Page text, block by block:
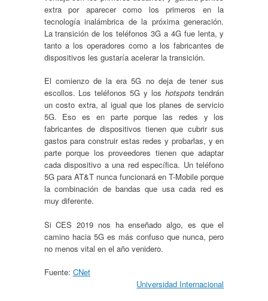
extra por aparecer como los primeros en la
tecnología inalámbrica de la próxima generación.
La transición de los teléfonos 3G a 4G fue lenta, y
tanto a los operadores como a los fabricantes de
dispositivos les gustaría acelerar la transición.
El comienzo de la era 5G no deja de tener sus
escollos. Los teléfonos 5G y los hotspots tendrán
un costo extra, al igual que los planes de servicio
5G. Eso es en parte porque las redes y los
fabricantes de dispositivos tienen que cubrir sus
gastos para construir estas redes y probarlas, y en
parte porque los proveedores tienen que adaptar
cada dispositivo a una red específica. Un teléfono
5G para AT&T nunca funcionará en T-Mobile porque
la combinación de bandas que usa cada red es
muy diferente.
Si CES 2019 nos ha enseñado algo, es que el
camino hacia 5G es más confuso que nunca, pero
no menos vital en el año venidero.
Fuente: CNet
Universidad Internacional